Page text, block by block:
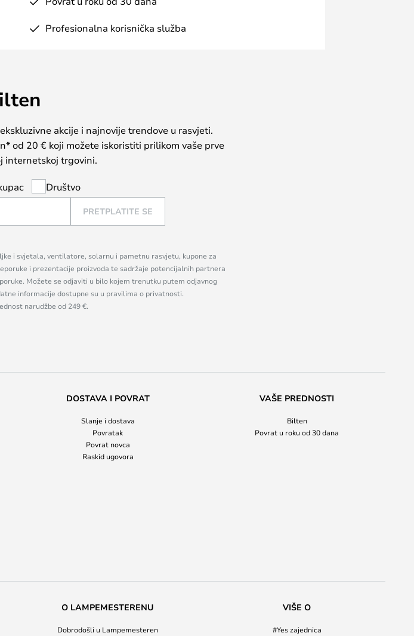
Profesionalna korisnička služba
akcije i najnovije trendove u rasvjeti.
od 20 € koji možete iskoristiti prilikom vaše prve
internetskoj trgovini.
Društvo
PRETPLATITE SE
i svjetala, ventilatore, solarnu i pametnu rasvjetu, kupone za
i prezentacije proizvoda te sadržaje potencijalnih partnera
Možete se odjaviti u bilo kojem trenutku putem odjavnog
informacije dostupne su u pravilima o privatnosti.
narudžbe od 249 €.
DOSTAVA I POVRAT
Slanje i dostava
Povratak
Povrat novca
Raskid ugovora
VAŠE PREDNOSTI
Bilten
Povrat u roku od 30 dana
O LAMPEMESTERENU
Dobrodošli u Lampemesteren
VIŠE O
#Yes zajednica